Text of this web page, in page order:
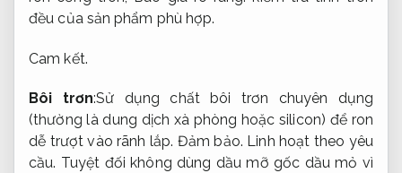
đều của sản phẩm phù hợp.
Cam kết.
Bôi trơn:Sử dụng chất bôi trơn chuyên dụng
(thường là dung dịch xà phòng hoặc silicon) để ron
dễ trượt vào rãnh lắp. Đảm bảo. Linh hoạt theo yêu
cầu. Tuyệt đối không dùng dầu mỡ gốc dầu mỏ vì